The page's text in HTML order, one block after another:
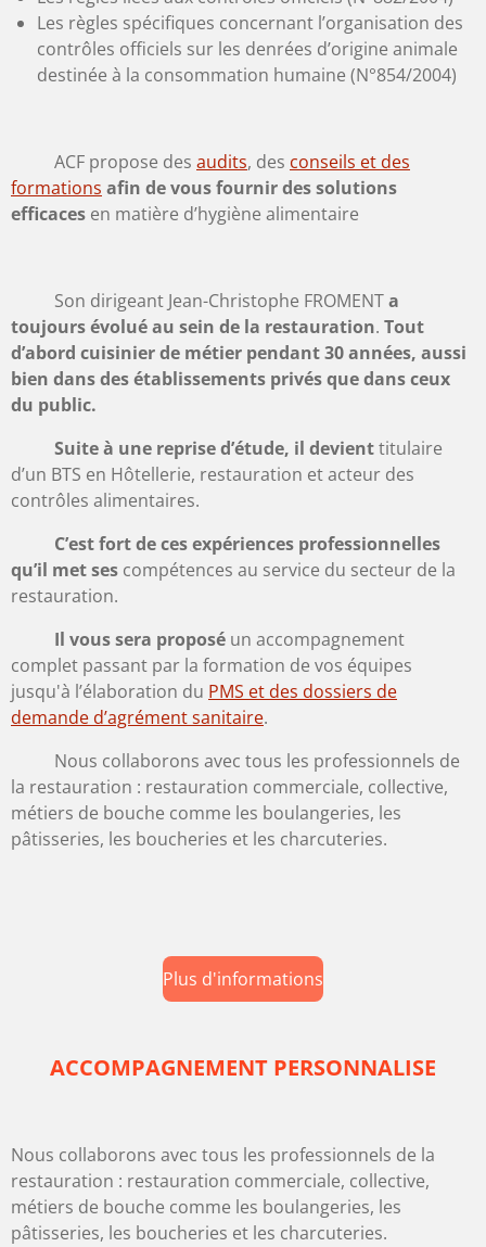
Les règles spécifiques concernant l’organisation des
contrôles officiels sur les denrées d’origine animale
destinée à la consommation humaine (N°854/2004)
ACF propose des audits, des conseils et des
formations afin de vous fournirdes solutions
efficaces en matière d’hygiène alimentaire
Son dirigeant Jean-Christophe FROMENTa
toujours évolué au sein de la restauration. Tout
d’abord cuisinier de métier pendant 30 années, aussi
bien dans des établissements privés que dans ceux
du public.
Suite à une reprise d’étude, il devienttitulaire
d’un BTS en Hôtellerie, restauration et acteur des
contrôles alimentaires.
C’est fort de ces expériences professionnelles
qu’il met ses compétences au service du secteur de la
restauration.
Il vous sera proposé un accompagnement
complet passant par la formation de vos équipes
jusqu'à l’élaboration du PMS et des dossiers de
demande d’agrément sanitaire.
Nous collaborons avec tous les professionnels de
la restauration : restauration commerciale, collective,
métiers de bouche comme les boulangeries, les
pâtisseries, les boucheries et les charcuteries.
Plus d'informations
ACCOMPAGNEMENT PERSONNALISE
Nous collaborons avec tous les professionnels de la
restauration : restauration commerciale, collective,
métiers de bouche comme les boulangeries, les
pâtisseries, les boucheries et les charcuteries.